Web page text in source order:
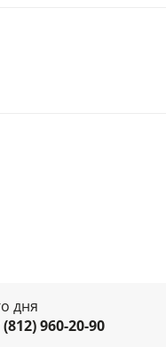
дня
960-20-90